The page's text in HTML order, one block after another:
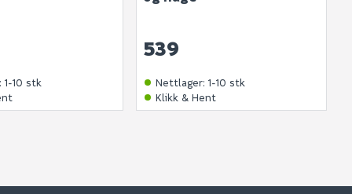
1-10 stk
539
Nettlager: 1-10 stk
Klikk & Hent